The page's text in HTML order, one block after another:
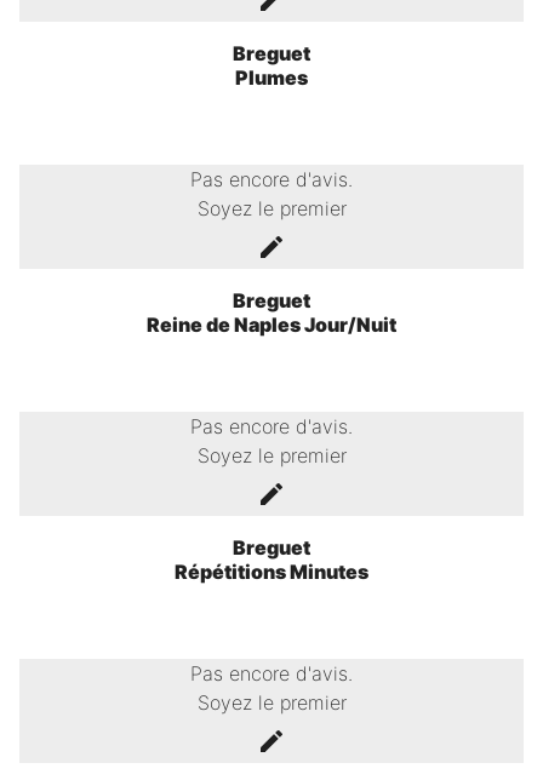
Breguet
Plumes
Pas encore d'avis.
Soyez le premier
Breguet
Reine de Naples Jour/Nuit
Pas encore d'avis.
Soyez le premier
Breguet
Répétitions Minutes
Pas encore d'avis.
Soyez le premier